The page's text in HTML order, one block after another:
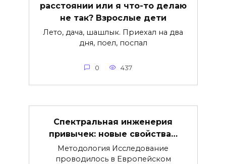
расстоянии или я что-то делаю
не так? Взрослые дети
Лето, дача, шашлык. Приехал на два
дня, поел, поспал
0 437
Спектральная инженерия
привычек: новые свойства…
Методология Исследование
проводилось в Европейском